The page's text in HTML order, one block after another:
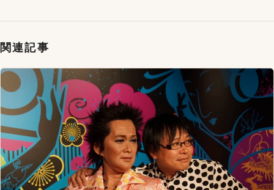
関連記事